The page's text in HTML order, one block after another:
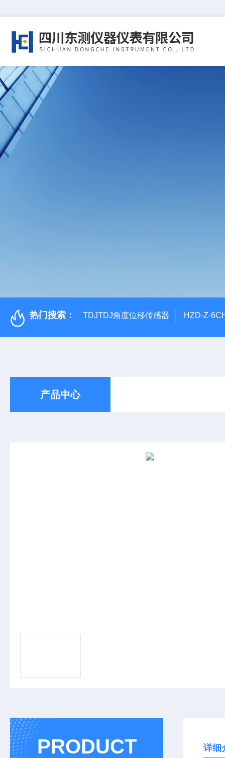
热门搜索： TDJTDJ角度位移传感器 HZD-Z-
产品中心
PRODUCT 详细